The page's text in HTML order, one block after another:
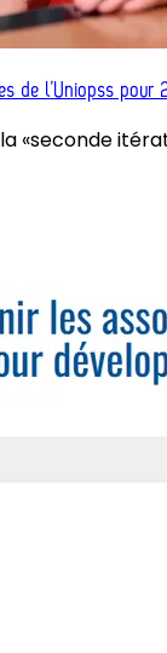
de l’Uniopss
«seconde